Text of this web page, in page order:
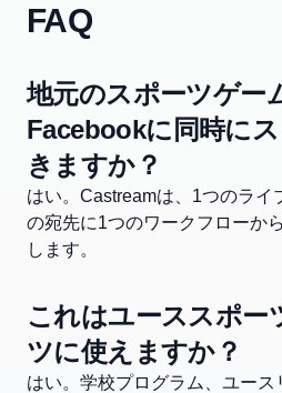
FAQ
地元のスポーツゲー
Facebookに同時に
きますか？
はい。Castreamは、1つのライ
の宛先に1つのワークフローか
します。
これはユーススポー
ツに使えますか？
はい。学校プログラム、ユース